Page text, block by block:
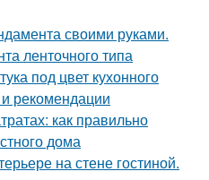
своими руками.
ленточного типа
под цвет кухонного
рекомендации
как правильно
дома
на стене гостиной.